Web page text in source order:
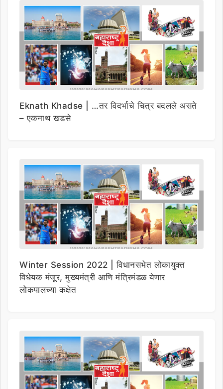
Eknath Khadse | …तर विदर्भाचे चित्र बदलले असते
– एकनाथ खडसे
Winter Session 2022 | विधानसभेत लोकायुक्त
विधेयक मंजूर, मुख्यमंत्री आणि मंत्रिमंडळ येणार
लोकपालच्या कक्षेत